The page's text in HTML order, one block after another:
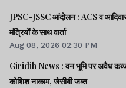
JPSC-JSSC आंदोलन : ACS व
मंत्रियों के साथ वार्ता
Aug 08, 2026 02:30 PM
Giridih News : वन भूमि पर अवैध
कोशिश नाकाम, जेसीबी जब्त